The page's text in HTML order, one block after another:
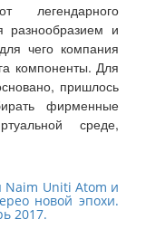
легендарного
разнообразием и
чего компания
компоненты. Для
пришлось
фирменные
среде,
Naim Uniti Atom и
новой эпохи.
2017.